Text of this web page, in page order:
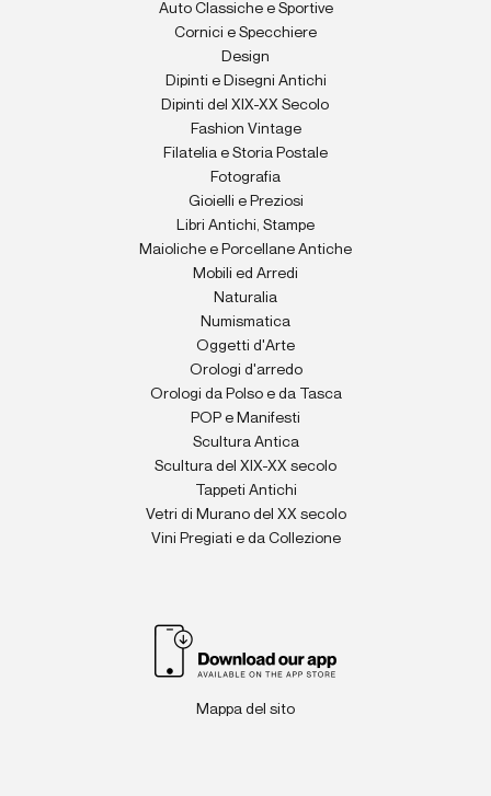
Auto Classiche e Sportive
Cornici e Specchiere
Design
Dipinti e Disegni Antichi
Dipinti del XIX-XX Secolo
Fashion Vintage
Filatelia e Storia Postale
Fotografia
Gioielli e Preziosi
Libri Antichi, Stampe
Maioliche e Porcellane Antiche
Mobili ed Arredi
Naturalia
Numismatica
Oggetti d'Arte
Orologi d'arredo
Orologi da Polso e da Tasca
POP e Manifesti
Scultura Antica
Scultura del XIX-XX secolo
Tappeti Antichi
Vetri di Murano del XX secolo
Vini Pregiati e da Collezione
Mappa del sito